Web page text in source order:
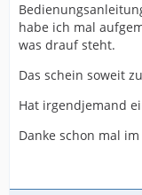
habe ich mal
was drauf steht.
Das schein soweit
Hat irgendjemand
Danke schon mal im